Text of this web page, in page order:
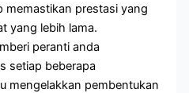
memastikan prestasi yang
yang lebih lama.
peranti anda
setiap beberapa
mengelakkan pembentukan